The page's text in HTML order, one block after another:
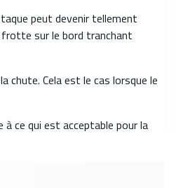
peut devenir tellement
frotte sur le bord tranchant
chute. Cela est le cas lorsque le
à ce qui est acceptable pour la